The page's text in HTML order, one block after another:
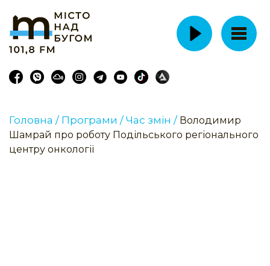
Головна / Програми / Час змін / Володимир
Шамрай про роботу Подільського регіонального
центру онкології